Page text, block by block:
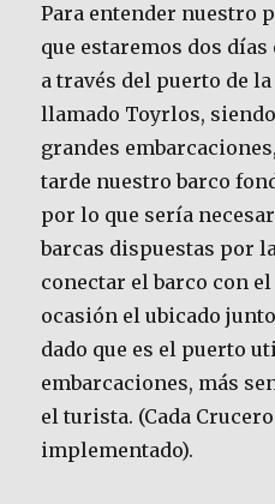
Para entender nuestro
que estaremos dos
a través del puerto de
llamado Toyrlos,
grandes
tarde nuestro barco
por lo que sería
barcas dispuestas por
conectar el barco con
ocasión el ubicado
dado que es el puerto
embarcaciones, más
el turista. (Cada
implementado).